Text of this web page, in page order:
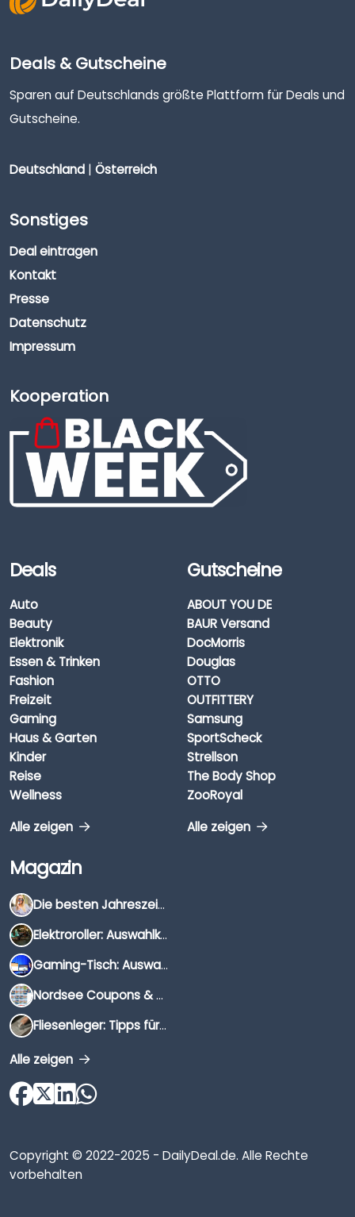
Deals & Gutscheine
Sparen auf Deutschlands größte Plattform für Deals und
Gutscheine.
Deutschland | Österreich
Sonstiges
Deal eintragen
Kontakt
Presse
Datenschutz
Impressum
Kooperation
Deals
Auto
Beauty
Elektronik
Essen & Trinken
Fashion
Freizeit
Gaming
Haus & Garten
Kinder
Reise
Wellness
Alle zeigen
Gutscheine
ABOUT YOU DE
BAUR Versand
DocMorris
Douglas
OTTO
OUTFITTERY
Samsung
SportScheck
Strellson
The Body Shop
ZooRoyal
Alle zeigen
Magazin
Die besten Jahreszeiten für Schnäppchenjäger
Elektroroller: Auswahlkriterien, Unterschiede & Tipps
Gaming-Tisch: Auswahlkriterien, Unterschiede & Tipps
Nordsee Coupons & Gutscheine 2026
Fliesenleger: Tipps für die Auswahl
Alle zeigen
Copyright © 2022-2025 - DailyDeal.de. Alle Rechte
vorbehalten